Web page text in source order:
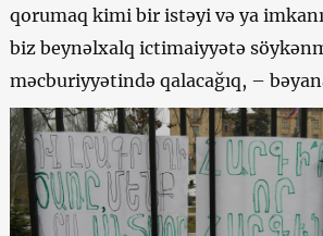
qorumaq kimi bir istəyi və ya imkanı
biz beynəlxalq ictimaiyyətə
məcburiyyətində qalacağıq, –